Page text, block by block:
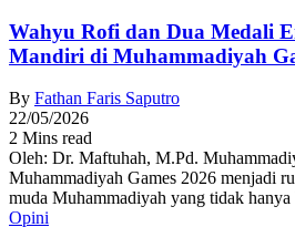
Wahyu Rofi dan Dua Medali
Mandiri di Muhammadiyah
By Fathan Faris Saputro
22/05/2026
2 Mins read
Oleh: Dr. Maftuhah, M.Pd.
Muhammadiyah Games 2026 menjadi
muda Muhammadiyah yang tidak
Opini